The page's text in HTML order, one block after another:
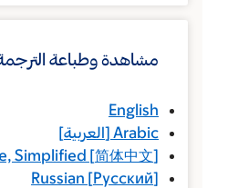
مشاهدة وطباعة الترجمة
English
Arabic
[العربية]
Simplified[简体中文 ]
Russian[Русский ]